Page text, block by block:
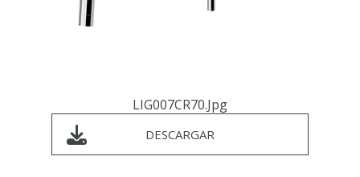
LIG007CR70.jpg
DESCARGAR